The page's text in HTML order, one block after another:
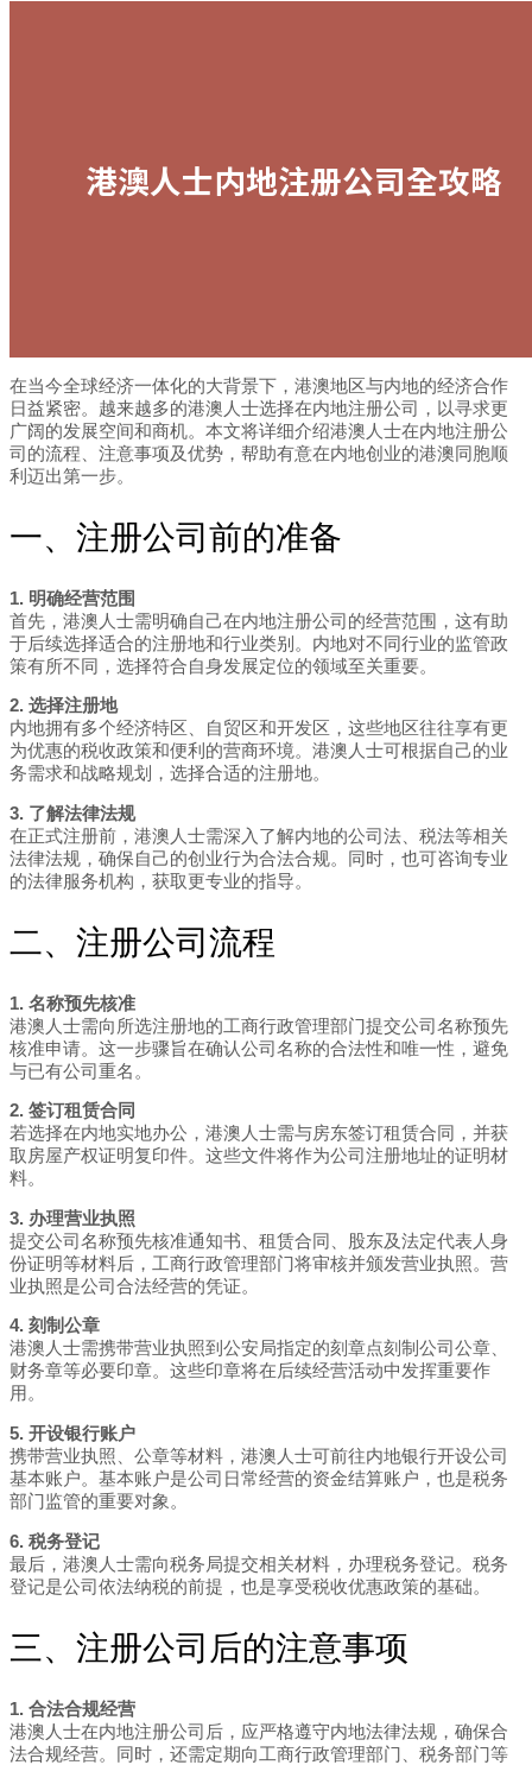
在当今全球经济一体化的大背景下，港澳地区与内地的经济合作
日益紧密。越来越多的港澳人士选择在内地注册公司，以寻求更
广阔的发展空间和商机。本文将详细介绍港澳人士在内地注册公
司的流程、注意事项及优势，帮助有意在内地创业的港澳同胞顺
利迈出第一步。
一、注册公司前的准备
1. 明确经营范围
首先，港澳人士需明确自己在内地注册公司的经营范围，这有助
于后续选择适合的注册地和行业类别。内地对不同行业的监管政
策有所不同，选择符合自身发展定位的领域至关重要。
2. 选择注册地
内地拥有多个经济特区、自贸区和开发区，这些地区往往享有更
为优惠的税收政策和便利的营商环境。港澳人士可根据自己的业
务需求和战略规划，选择合适的注册地。
3. 了解法律法规
在正式注册前，港澳人士需深入了解内地的公司法、税法等相关
法律法规，确保自己的创业行为合法合规。同时，也可咨询专业
的法律服务机构，获取更专业的指导。
二、注册公司流程
1. 名称预先核准
港澳人士需向所选注册地的工商行政管理部门提交公司名称预先
核准申请。这一步骤旨在确认公司名称的合法性和唯一性，避免
与已有公司重名。
2. 签订租赁合同
若选择在内地实地办公，港澳人士需与房东签订租赁合同，并获
取房屋产权证明复印件。这些文件将作为公司注册地址的证明材
料。
3. 办理营业执照
提交公司名称预先核准通知书、租赁合同、股东及法定代表人身
份证明等材料后，工商行政管理部门将审核并颁发营业执照。营
业执照是公司合法经营的凭证。
4. 刻制公章
港澳人士需携带营业执照到公安局指定的刻章点刻制公司公章、
财务章等必要印章。这些印章将在后续经营活动中发挥重要作
用。
5. 开设银行账户
携带营业执照、公章等材料，港澳人士可前往内地银行开设公司
基本账户。基本账户是公司日常经营的资金结算账户，也是税务
部门监管的重要对象。
6. 税务登记
最后，港澳人士需向税务局提交相关材料，办理税务登记。税务
登记是公司依法纳税的前提，也是享受税收优惠政策的基础。
三、注册公司后的注意事项
1. 合法合规经营
港澳人士在内地注册公司后，应严格遵守内地法律法规，确保合
法合规经营。同时，还需定期向工商行政管理部门、税务部门等